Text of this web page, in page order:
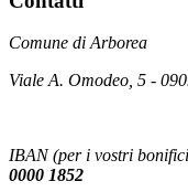
Comune di Arborea
Viale A. Omodeo, 5 -
IBAN (per i vostri
0000 1852